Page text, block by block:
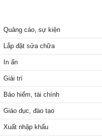
Quảng cáo, sự kiện
Lắp đặt sửa chữa
In ấn
Giải trí
Bảo hiểm, tài chính
Giáo dục, đào tạo
Xuất nhập khẩu